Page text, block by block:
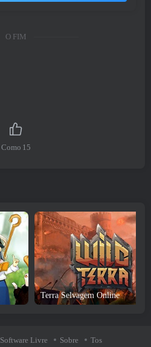
O FIM
Como 15
Terra Selvagem Online
Software Livre Sobre Tos